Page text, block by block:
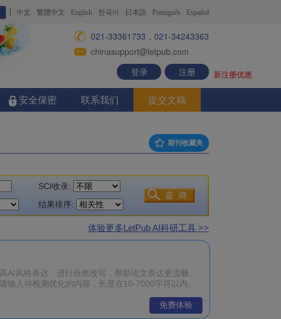
中文 繁體中文 English 한국어 日本語 Português Español
021-33361733，021-34243363
chinasupport@letpub.com
登录
注册 新注册优惠
安全保密 联系我们 提交文稿
期刊收藏夹
SCI收录:
结果排序:
体验更多LetPub AI科研工具 >>
免费体验